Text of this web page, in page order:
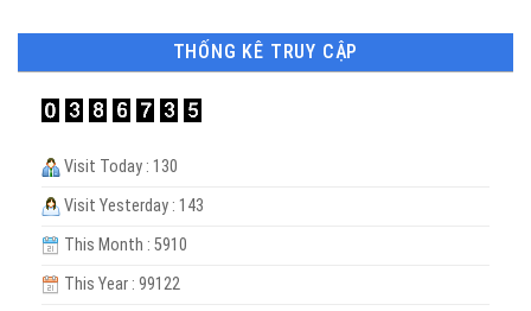
THỐNG KÊ TRUY CẬP
Visit Today : 130
Visit Yesterday : 143
This Month : 5910
This Year : 99122